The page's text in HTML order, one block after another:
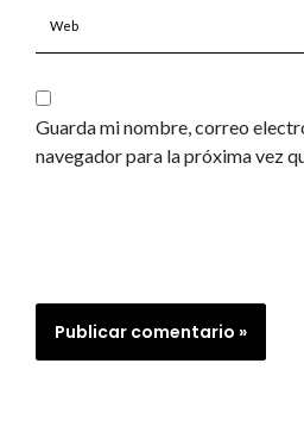
Guarda mi nombre, correo
navegador para la próxima vez